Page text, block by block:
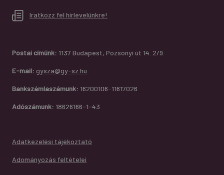
Iratkozz fel hírlevelünkre!
Postai címünk: 1137 Budapest, Pozsonyi út 14. 2/9.
E-mail: gysza@gy-sz.hu
Bankszámlaszámunk: 16200106-11617026
Adószámunk: 18626166-1-43
Adatkezelési tájékoztató
Adományozás feltételei